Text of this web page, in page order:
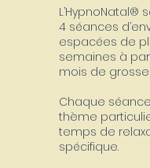
L’HypnoNatal®
4 séances
espacées de
semaines à
mois de
Chaque
thème
temps de
spécifique.